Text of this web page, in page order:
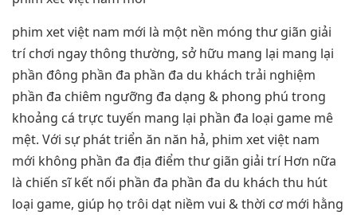
phim xet việt nam mới là một nền móng thư giãn giải
trí chơi ngay thông thường, sở hữu mang lại mang lại
phần đông phần đa phần đa du khách trải nghiệm
phần đa chiêm ngưỡng đa dạng & phong phú trong
khoảng cá trực tuyến mang lại phần đa loại game mê
mệt. Với sự phát triển ăn năn hả, phim xet việt nam
mới không phần đa địa điểm thư giãn giải trí Hơn nữa
là chiến sĩ kết nối phần đa phần đa du khách thu hút
loại game, giúp họ trôi dạt niềm vui & thời cơ mới hằng